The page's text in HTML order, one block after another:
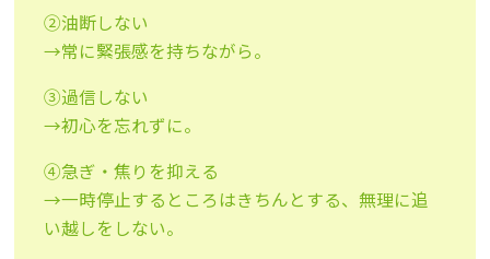
②油断しない
→常に緊張感を持ちながら。
③過信しない
→初心を忘れずに。
④急ぎ・焦りを抑える
→一時停止するところはきちんとする、無理に追
い越しをしない。